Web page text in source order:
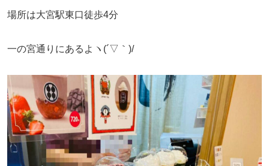
場所は大宮駅東口徒歩4分
一の宮通りにあるよヽ(´▽｀)/